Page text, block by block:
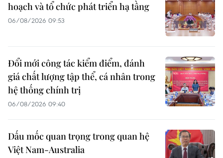
hoạch và tổ chức phát triển hạ tầng
06/08/2026 09:53
Đổi mới công tác kiểm điểm, đánh
giá chất lượng tập thể, cá nhân trong
hệ thống chính trị
06/08/2026 09:40
Dấu mốc quan trọng trong quan hệ
Việt Nam-Australia